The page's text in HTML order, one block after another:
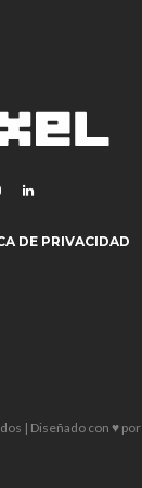
DE PRIVACIDAD
| Diseñado con ♥ por